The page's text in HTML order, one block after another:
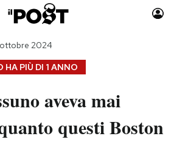
Auto
Moda
Consumismi
HA PIÙ DI 1 ANNO
ottobre 2024
aveva mai
questi Boston